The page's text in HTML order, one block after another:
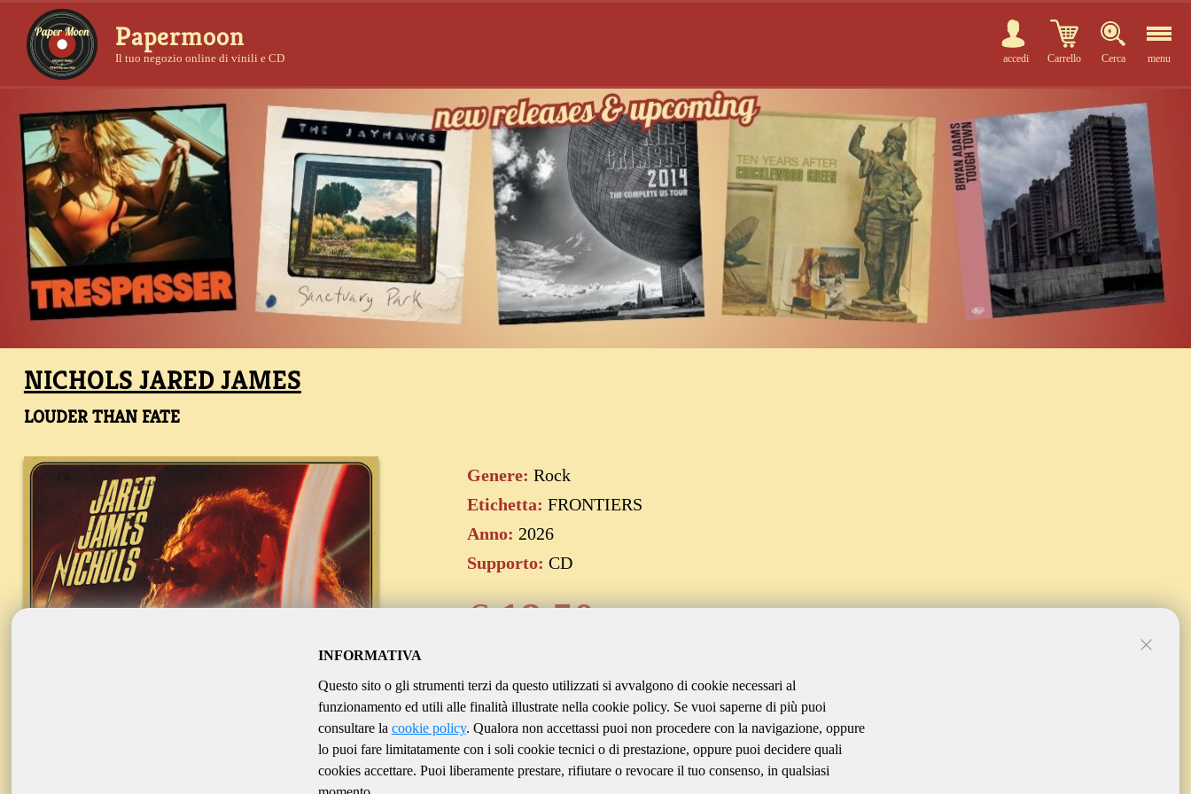
Papermoon
Il tuo negozio online di vinili e CD accedi Carrello Cerca menu
NICHOLS JARED JAMES
LOUDER THAN FATE
Genere: Rock
Etichetta: FRONTIERS
Anno: 2026
Supporto: CD
€18.50
Aggiungi al carrello
INFORMATIVA
Questo sito o gli strumenti terzi da questo utilizzati si avvalgono di cookie necessari al
funzionamento ed utili alle finalità illustrate nella cookie policy. Se vuoi saperne di più puoi
consultare la cookie policy. Qualora non accettassi puoi non procedere con la navigazione, oppure
lo puoi fare limitatamente con i soli cookie tecnici o di prestazione, oppure puoi decidere quali
cookies accettare. Puoi liberamente prestare, rifiutare o revocare il tuo consenso, in qualsiasi